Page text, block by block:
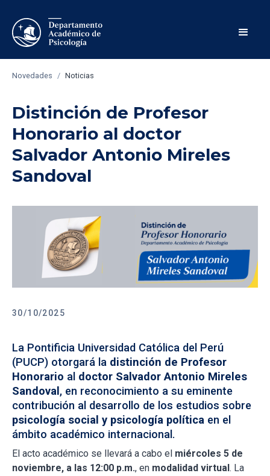
Novedades / Noticias
Distinción de Profesor
Honorario al doctor
Salvador Antonio Mireles
Sandoval
30/10/2025
La Pontificia Universidad Católica del Perú
(PUCP) otorgará la distinción de Profesor
Honorario al doctor Salvador Antonio Mireles
Sandoval , en reconocimiento a su eminente
contribución al desarrollo de los estudios sobre
psicología social y psicología política en el
ámbito académico internacional.
El acto académico se llevará a cabo el miércoles 5 de
noviembre, a las 12:00 p.m., en modalidad virtual . La